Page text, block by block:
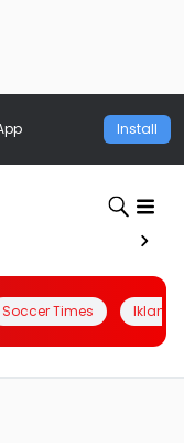
Install
Soccer Times Iklanin